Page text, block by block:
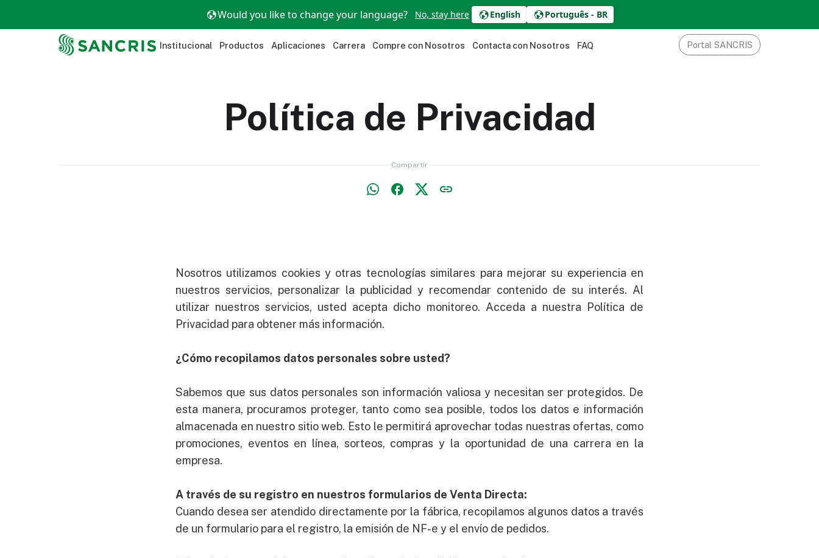
Would you like to change your language? No, stay here English Português - BR
Institucional Productos Aplicaciones Carrera Compre con Nosotros Contacta con Nosotros FAQ Portal SANCRIS
Política de Privacidad
Compartir
Nosotros utilizamos cookies y otras tecnologías similares para mejorar su experiencia en
nuestros servicios, personalizar la publicidad y recomendar contenido de su interés. Al
utilizar nuestros servicios, usted acepta dicho monitoreo. Acceda a nuestra Política de
Privacidad para obtener más información.
¿Cómo recopilamos datos personales sobre usted?
Sabemos que sus datos personales son información valiosa y necesitan ser protegidos. De
esta manera, procuramos proteger, tanto como sea posible, todos los datos e información
almacenada en nuestro sitio web. Esto le permitirá aprovechar todas nuestras ofertas, como
promociones, eventos en línea, sorteos, compras y la oportunidad de una carrera en la
empresa.
A través de su registro en nuestros formularios de Venta Directa:
Cuando desea ser atendido directamente por la fábrica, recopilamos algunos datos a través
de un formulario para el registro, la emisión de NF-e y el envío de pedidos.